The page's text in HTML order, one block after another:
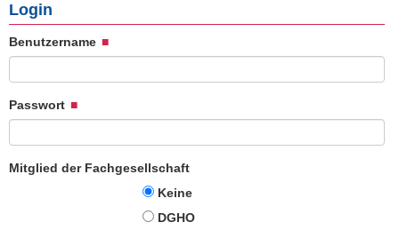
Login
Benutzername
Passwort
Mitglied der Fachgesellschaft
Keine
DGHO